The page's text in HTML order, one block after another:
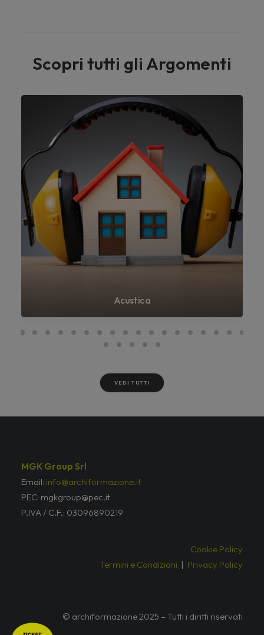
Scopri tutti gli Argomenti
Acustica
VEDI TUTTI
MGK Group Srl
Email: info@archiformazione.it
PEC: mgkgroup@pec.it
P.IVA / C.F.: 03096890219
Cookie Policy
Termini e Condizioni | Privacy Policy
© archiformazione 2025 – Tutti i diritti riservati